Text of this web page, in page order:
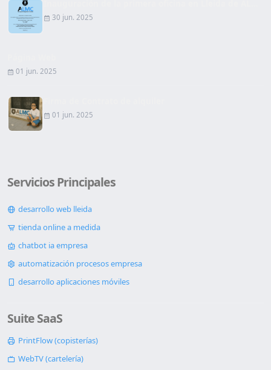
30 jun. 2025
01 jun. 2025
01 jun. 2025
Servicios Principales
desarrollo web lleida
tienda online a medida
chatbot ia empresa
automatización procesos empresa
desarrollo aplicaciones móviles
Suite SaaS
PrintFlow (copisterías)
WebTV (cartelería)